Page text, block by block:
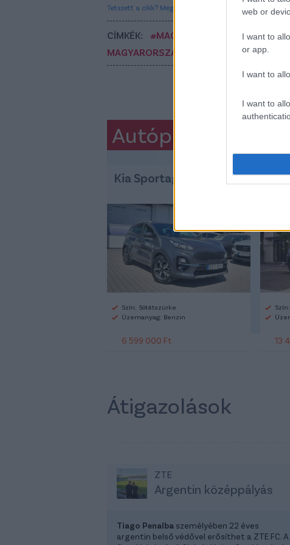
web or
I want to
or app.
I want to
I want to
Tetszett a cikk? Megosztanád?
CÍMKÉK: #MAGYAR FOCI #MAGYAR
MAGYARORSZÁG
Autópiac
Kia Sportage
Szín: Sötétszürke
Üzemanyag: Benzin
6 599 000 Ft 13
Átigazolások
ZTE
Argentin középpályás
Tiago Penalba személyében 22 éves
argentin belső védővel erősíthet a ZTE FC. A